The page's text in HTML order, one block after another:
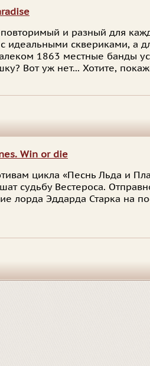
и разный для
идеальными сквериками, а
1863 местные банды
Вот уж нет... Хотите,
Win or die
цикла «Песнь Льда и
судьбу Вестероса.
лорда Эддарда Старка на